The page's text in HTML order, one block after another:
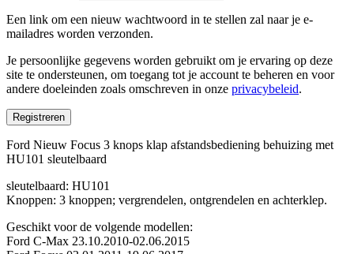
Een link om een nieuw wachtwoord in te stellen zal naar je e-
mailadres worden verzonden.
Je persoonlijke gegevens worden gebruikt om je ervaring op deze
site te ondersteunen, om toegang tot je account te beheren en voor
andere doeleinden zoals omschreven in onze privacybeleid.
Registreren
Ford Nieuw Focus 3 knops klap afstandsbediening behuizing met
HU101 sleutelbaard
sleutelbaard: HU101
Knoppen: 3 knoppen; vergrendelen, ontgrendelen en achterklep.
Geschikt voor de volgende modellen:
Ford C-Max 23.10.2010-02.06.2015